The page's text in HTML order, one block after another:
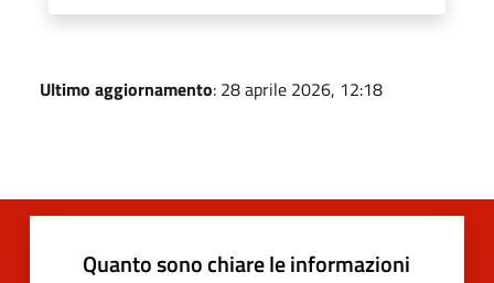
Ultimo aggiornamento: 28 aprile 2026, 12:18
Quanto sono chiare le informazioni